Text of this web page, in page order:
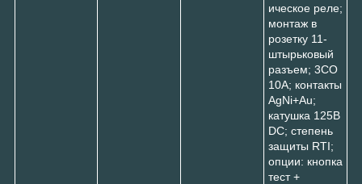
ическое реле;
монтаж в
розетку 11-
штырьковый
разъем; 3CO
10A; контакты
AgNi+Au;
катушка 125В
DC; степень
защиты RTI;
опции: кнопка
тест +